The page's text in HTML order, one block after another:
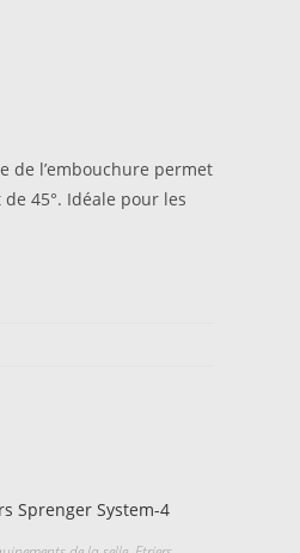
de l’embouchure permet
45°. Idéale pour les